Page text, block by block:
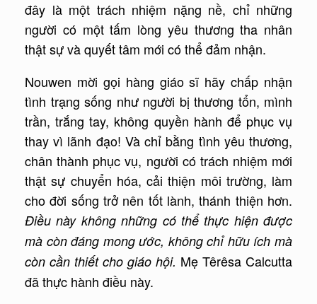
đây là một trách nhiệm nặng nề, chỉ những
người có một tấm lòng yêu thương tha nhân
thật sự và quyết tâm mới có thể đảm nhận.
Nouwen mời gọi hàng giáo sĩ hãy chấp nhận
tình trạng sống như người bị thương tổn, mình
trần, trắng tay, không quyền hành để phục vụ
thay vì lãnh đạo! Và chỉ bằng tình yêu thương,
chân thành phục vụ, người có trách nhiệm mới
thật sự chuyển hóa, cải thiện môi trường, làm
cho đời sống trở nên tốt lành, thánh thiện hơn.
Điều này không những có thể thực hiện được
mà còn đáng mong ước, không chỉ hữu ích mà
còn cần thiết cho giáo hội. Mẹ Têrêsa Calcutta
đã thực hành điều này.